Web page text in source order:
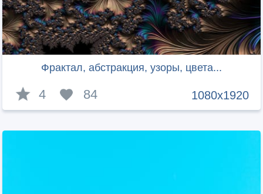
Фрактал, абстракция, узоры, цвета...
1080x1920
4 84